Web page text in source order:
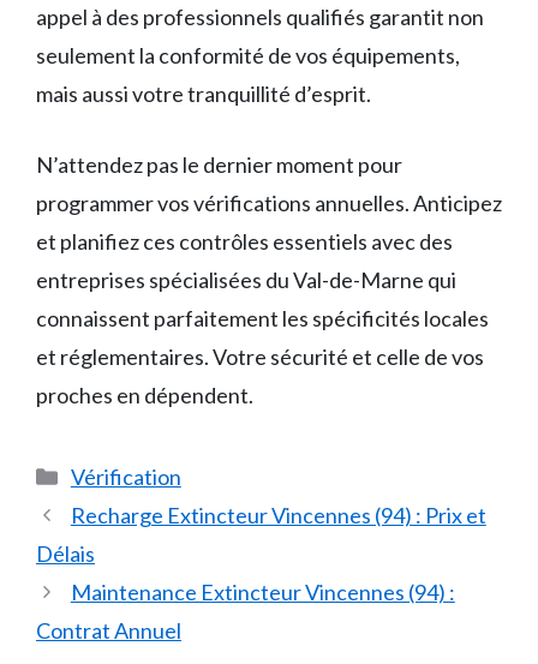
appel à des professionnels qualifiés garantit non
seulement la conformité de vos équipements,
mais aussi votre tranquillité d’esprit.
N’attendez pas le dernier moment pour
programmer vos vérifications annuelles. Anticipez
et planifiez ces contrôles essentiels avec des
entreprises spécialisées du Val-de-Marne qui
connaissent parfaitement les spécificités locales
et réglementaires. Votre sécurité et celle de vos
proches en dépendent.
Catégories
Vérification
Recharge Extincteur Vincennes (94) : Prix et
Délais
Maintenance Extincteur Vincennes (94) :
Contrat Annuel